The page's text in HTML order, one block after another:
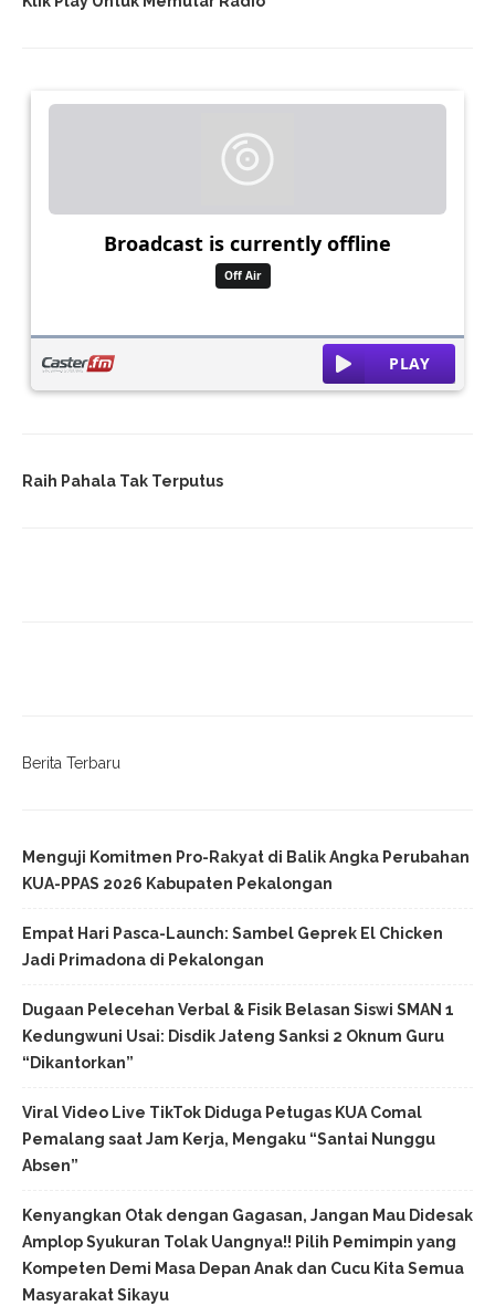
Raih Pahala Tak Terputus
Berita Terbaru
Menguji Komitmen Pro-Rakyat di Balik Angka Perubahan
KUA-PPAS 2026 Kabupaten Pekalongan
Empat Hari Pasca-Launch: Sambel Geprek El Chicken
Jadi Primadona di Pekalongan
Dugaan Pelecehan Verbal & Fisik Belasan Siswi SMAN 1
Kedungwuni Usai: Disdik Jateng Sanksi 2 Oknum Guru
“Dikantorkan”
Viral Video Live TikTok Diduga Petugas KUA Comal
Pemalang saat Jam Kerja, Mengaku “Santai Nunggu
Absen”
Kenyangkan Otak dengan Gagasan, Jangan Mau Didesak
Amplop Syukuran Tolak Uangnya!! Pilih Pemimpin yang
Kompeten Demi Masa Depan Anak dan Cucu Kita Semua
Masyarakat Sikayu